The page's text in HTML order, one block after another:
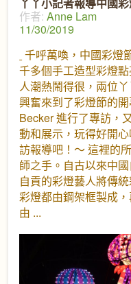
作者: Anne Lam
11/30/2019
千呼萬喚，中國彩燈
千多個手工造型彩燈
人潮熱鬧得很，兩位
興奮來到了彩燈節的
Becker 進行了專訪，
動和展示，玩得好開
訪報導吧！～ 這裡的
師之手。自古以來中
自貢的彩燈藝人將傳
彩燈都由鋼架框製成
由